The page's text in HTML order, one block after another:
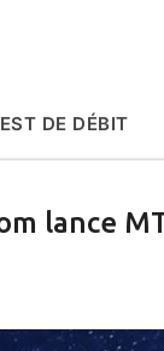
DE DÉBIT
lance